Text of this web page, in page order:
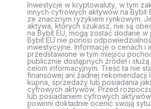
Inwestycje w kryptowaluty, w tym
innych cyfrowych aktywów na Bybit
ze znacznym ryzykiem rynkowym.
aktywa, których szukasz, nie są
na Bybit EU, mogą zostać dodane w
Bybit EU nie ponosi
inwestycyjne. Informacje o cenach i
przedstawione w tym miejscu
publicznie dostępnych źródeł i służą
celom informacyjnym. Treść ta nie
finansowej ani żadnej rekomendacji
kupna, sprzedaży lub posiadania
cyfrowych aktywów. Przed
lub posiadaniem cyfrowych
powinni dokładnie ocenić swoją